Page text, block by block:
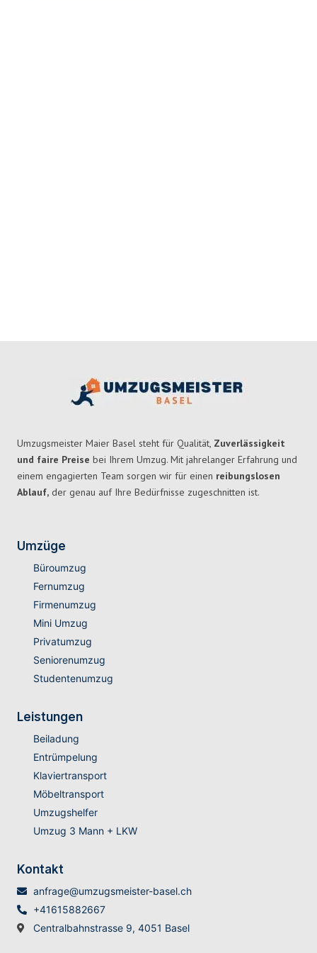
Umzugsmeister Maier Basel steht für Qualität, Zuverlässigkeit
und faire Preise bei Ihrem Umzug. Mit jahrelanger Erfahrung und
einem engagierten Team sorgen wir für einen reibungslosen
Ablauf, der genau auf Ihre Bedürfnisse zugeschnitten ist.
Umzüge
Büroumzug
Fernumzug
Firmenumzug
Mini Umzug
Privatumzug
Seniorenumzug
Studentenumzug
Leistungen
Beiladung
Entrümpelung
Klaviertransport
Möbeltransport
Umzugshelfer
Umzug 3 Mann + LKW
Kontakt
anfrage@umzugsmeister-basel.ch
+41615882667
Centralbahnstrasse 9, 4051 Basel